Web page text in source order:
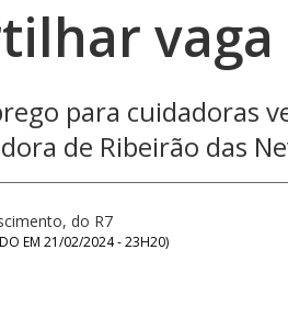
vaga
para cuidadoras
de Ribeirão das
do R7
EM 21/02/2024 - 23H20)